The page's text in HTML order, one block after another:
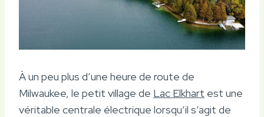
À un peu plus d’une heure de route de
Milwaukee, le petit village de Lac Elkhart est une
véritable centrale électrique lorsqu’il s’agit de